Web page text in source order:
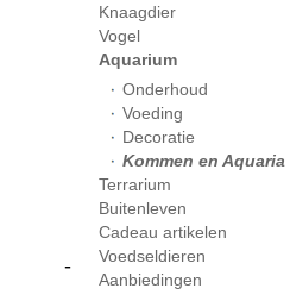
Knaagdier
Vogel
Aquarium
Onderhoud
Voeding
Decoratie
Kommen en Aquaria
Terrarium
Buitenleven
Cadeau artikelen
Voedseldieren
Aanbiedingen
-